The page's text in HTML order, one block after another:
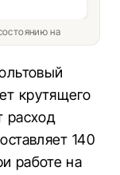
на
крутящего
расход
140
работе на